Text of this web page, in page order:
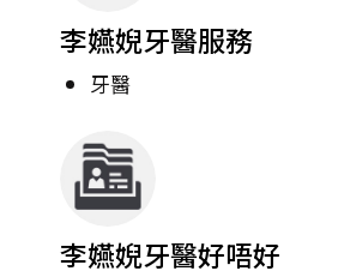
李嬿婗牙醫服務
牙醫
李嬿婗牙醫好唔好